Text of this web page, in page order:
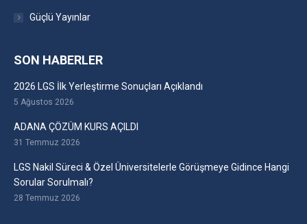
Güçlü Yayınlar
SON HABERLER
2026 LGS İlk Yerleştirme Sonuçları Açıklandı
5 Ağustos 2026
ADANA ÇÖZÜM KURS AÇILDI
31 Temmuz 2026
LGS Nakil Süreci & Özel Üniversitelerle Görüşmeye Gidince Hangi
Sorular Sorulmalı?
28 Temmuz 2026